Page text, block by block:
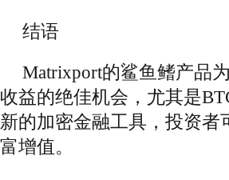
结语
Matrixport的鲨鱼鳍产品
收益的绝佳机会，尤其是
新的加密金融工具，投资
富增值。